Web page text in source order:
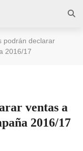
podrán declarar
2016/17
ventas a
2016/17